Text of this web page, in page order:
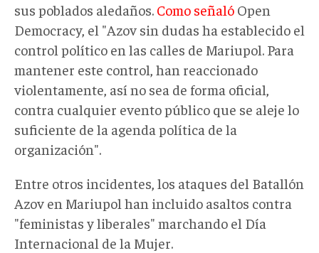
sus poblados aledaños. Como señaló Open
Democracy, el "Azov sin dudas ha establecido el
control político en las calles de Mariupol. Para
mantener este control, han reaccionado
violentamente, así no sea de forma oficial,
contra cualquier evento público que se aleje lo
suficiente de la agenda política de la
organización".
Entre otros incidentes, los ataques del Batallón
Azov en Mariupol han incluido asaltos contra
"feministas y liberales" marchando el Día
Internacional de la Mujer.